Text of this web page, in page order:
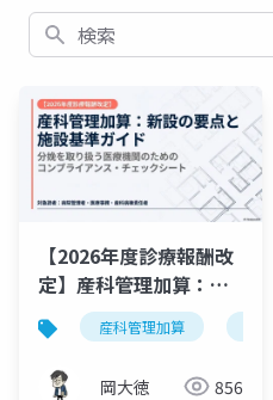
検索
【2026年度診療報酬改
定】産科管理加算：新
設の要点と施設基準ガ
イド
産科管理加算
岡大徳 856